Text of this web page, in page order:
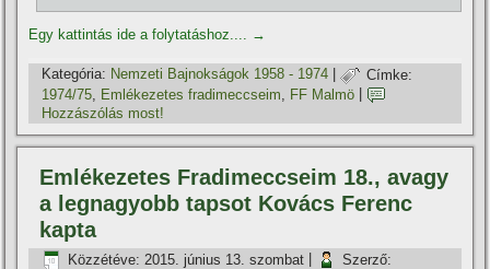
Egy kattintás ide a folytatáshoz.... →
Kategória: Nemzeti Bajnokságok 1958 - 1974 |
Címke:
1974/75
Emlékezetes fradimeccseim FF Malmö
Hozzászólás most!
Emlékezetes Fradimeccseim 18., avagy
a legnagyobb tapsot Kovács Ferenc
kapta
Közzétéve: 2015. június 13. szombat
Szerző: